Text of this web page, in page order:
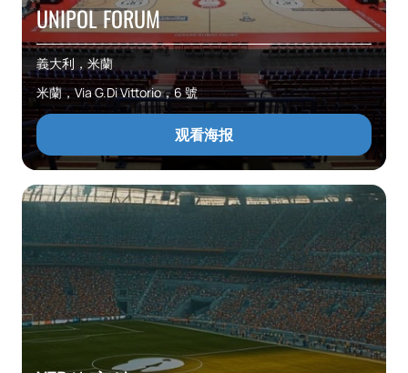
UNIPOL FORUM
義大利，米蘭
米蘭，Via G.Di Vittorio，6 號
观看海报